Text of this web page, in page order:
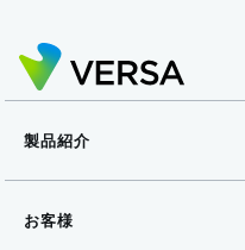
製品紹介
お客様